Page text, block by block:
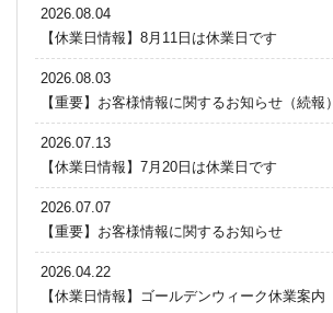
2026.08.04
【休業日情報】8月11日は休業日です
2026.08.03
【重要】お客様情報に関するお知らせ（続報）
2026.07.13
【休業日情報】7月20日は休業日です
2026.07.07
【重要】お客様情報に関するお知らせ
2026.04.22
【休業日情報】ゴールデンウィーク休業案内